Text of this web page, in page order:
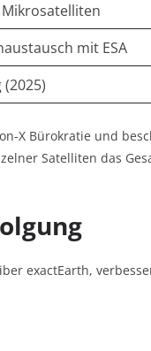
mit ESA
X Bürokratie und
Satelliten das
exactEarth,